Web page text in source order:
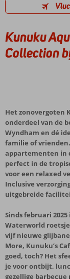
Kunuku
Collection
Het zonovergoten
onderdeel van de
Wyndham en dé
familie of
appartementen in
perfect in de
voor een relaxed
Inclusive
uitgebreide
Sinds februari
Waterworld
vijf nieuwe
More, Kunuku’s
goed, toch? Het
je voor ontbijt,
gezellige